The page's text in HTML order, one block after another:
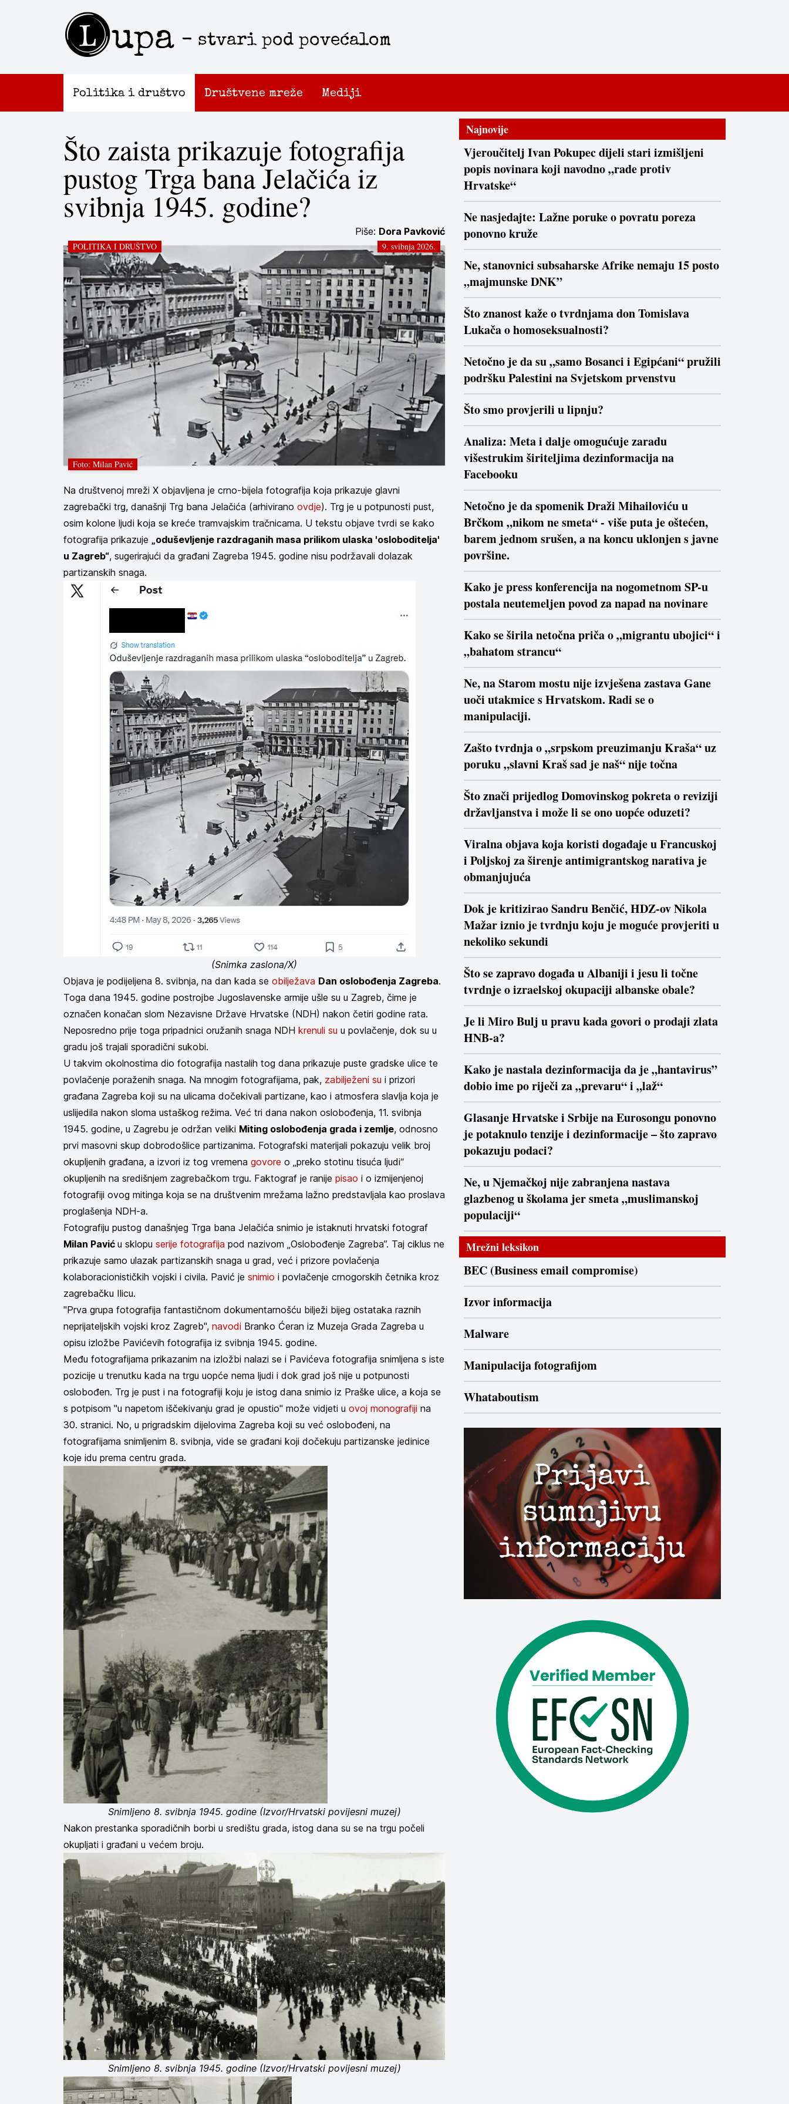
Lupa - stvari pod povećalom
Politika i društvo Društvene mreže Mediji
Što zaista prikazuje fotografija
pustog Trga bana Jelačića iz
svibnja 1945. godine?
Piše: Dora Pavković
POLITIKA I DRUŠTVO 9. svibnja 2026.
Foto: Milan Pavić
Na društvenoj mreži X objavljena je crno-bijela fotografija koja prikazuje glavni
zagrebački trg, današnji Trg bana Jelačića (arhivirano ovdje). Trg je u potpunosti pust,
osim kolone ljudi koja se kreće tramvajskim tračnicama. U tekstu objave tvrdi se kako
fotografija prikazuje „oduševljenje razdraganih masa prilikom ulaska 'osloboditelja'
u Zagreb“, sugerirajući da građani Zagreba 1945. godine nisu podržavali dolazak
partizanskih snaga.
(Snimka zaslona/X)
Objava je podijeljena 8. svibnja, na dan kada se obilježava Dan oslobođenja Zagreba.
Toga dana 1945. godine postrojbe Jugoslavenske armije ušle su u Zagreb, čime je
označen konačan slom Nezavisne Države Hrvatske (NDH) nakon četiri godine rata.
Neposredno prije toga pripadnici oružanih snaga NDH krenuli su u povlačenje, dok su u
gradu još trajali sporadični sukobi.
U takvim okolnostima dio fotografija nastalih tog dana prikazuje puste gradske ulice te
povlačenje poraženih snaga. Na mnogim fotografijama, pak, zabilježeni su i prizori
građana Zagreba koji su na ulicama dočekivali partizane, kao i atmosfera slavlja koja je
uslijedila nakon sloma ustaškog režima. Već tri dana nakon oslobođenja, 11. svibnja
1945. godine, u Zagrebu je održan veliki Miting oslobođenja grada i zemlje, odnosno
prvi masovni skup dobrodošlice partizanima. Fotografski materijali pokazuju velik broj
okupljenih građana, a izvori iz tog vremena govore o „preko stotinu tisuća ljudi“
okupljenih na središnjem zagrebačkom trgu. Faktograf je ranije pisao i o izmijenjenoj
fotografiji ovog mitinga koja se na društvenim mrežama lažno predstavljala kao proslava
proglašenja NDH-a.
Fotografiju pustog današnjeg Trga bana Jelačića snimio je istaknuti hrvatski fotograf
Milan Pavić u sklopu serije fotografija pod nazivom „Oslobođenje Zagreba”. Taj ciklus ne
prikazuje samo ulazak partizanskih snaga u grad, već i prizore povlačenja
kolaboracionističkih vojski i civila. Pavić je snimio i povlačenje crnogorskih četnika kroz
zagrebačku Ilicu.
"Prva grupa fotografija fantastičnom dokumentarnošću bilježi bijeg ostataka raznih
neprijateljskih vojski kroz Zagreb", navodi Branko Ćeran iz Muzeja Grada Zagreba u
opisu izložbe Pavićevih fotografija iz svibnja 1945. godine.
Među fotografijama prikazanim na izložbi nalazi se i Pavićeva fotografija snimljena s iste
pozicije u trenutku kada na trgu uopće nema ljudi i dok grad još nije u potpunosti
oslobođen. Trg je pust i na fotografiji koju je istog dana snimio iz Praške ulice, a koja se
s potpisom "u napetom iščekivanju grad je opustio" može vidjeti u ovoj monografiji na
30. stranici. No, u prigradskim dijelovima Zagreba koji su već oslobođeni, na
fotografijama snimljenim 8. svibnja, vide se građani koji dočekuju partizanske jedinice
koje idu prema centru grada.
Snimljeno 8. svibnja 1945. godine (Izvor/Hrvatski povijesni muzej)
Nakon prestanka sporadičnih borbi u središtu grada, istog dana su se na trgu počeli
okupljati i građani u većem broju.
Snimljeno 8. svibnja 1945. godine (Izvor/Hrvatski povijesni muzej)
Najnovije
Vjeroučitelj Ivan Pokupec dijeli stari izmišljeni
popis novinara koji navodno „rade protiv
Hrvatske“
Ne nasjedajte: Lažne poruke o povratu poreza
ponovno kruže
Ne, stanovnici subsaharske Afrike nemaju 15 posto
„majmunske DNK”
Što znanost kaže o tvrdnjama don Tomislava
Lukača o homoseksualnosti?
Netočno je da su „samo Bosanci i Egipćani“ pružili
podršku Palestini na Svjetskom prvenstvu
Što smo provjerili u lipnju?
Analiza: Meta i dalje omogućuje zaradu
višestrukim širiteljima dezinformacija na
Facebooku
Netočno je da spomenik Draži Mihailoviću u
Brčkom „nikom ne smeta“ - više puta je oštećen,
barem jednom srušen, a na koncu uklonjen s javne
površine.
Kako je press konferencija na nogometnom SP-u
postala neutemeljen povod za napad na novinare
Kako se širila netočna priča o „migrantu ubojici“ i
„bahatom strancu“
Ne, na Starom mostu nije izvješena zastava Gane
uoči utakmice s Hrvatskom. Radi se o
manipulaciji.
Zašto tvrdnja o „srpskom preuzimanju Kraša“ uz
poruku „slavni Kraš sad je naš“ nije točna
Što znači prijedlog Domovinskog pokreta o reviziji
državljanstva i može li se ono uopće oduzeti?
Viralna objava koja koristi događaje u Francuskoj
i Poljskoj za širenje antimigrantskog narativa je
obmanjujuća
Dok je kritizirao Sandru Benčić, HDZ-ov Nikola
Mažar iznio je tvrdnju koju je moguće provjeriti u
nekoliko sekundi
Što se zapravo događa u Albaniji i jesu li točne
tvrdnje o izraelskoj okupaciji albanske obale?
Je li Miro Bulj u pravu kada govori o prodaji zlata
HNB-a?
Kako je nastala dezinformacija da je „hantavirus”
dobio ime po riječi za „prevaru“ i „laž“
Glasanje Hrvatske i Srbije na Eurosongu ponovno
je potaknulo tenzije i dezinformacije – što zapravo
pokazuju podaci?
Ne, u Njemačkoj nije zabranjena nastava
glazbenog u školama jer smeta „muslimanskoj
populaciji“
Mrežni leksikon
BEC (Business email compromise)
Izvor informacija
Malware
Manipulacija fotografijom
Whataboutism